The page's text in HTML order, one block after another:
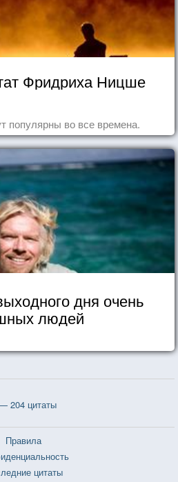
Фридриха Ницше
популярны во все времена.
дня очень
людей
204 цитаты
Правила
цитаты